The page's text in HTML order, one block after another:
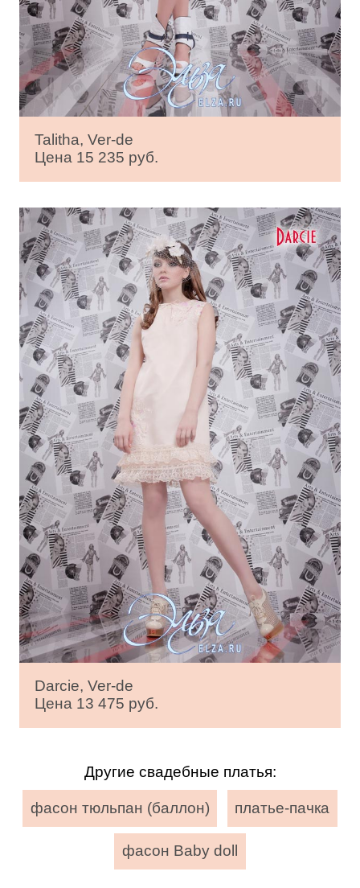
Talitha, Ver-de
Цена 15 235 руб.
Darcie, Ver-de
Цена 13 475 руб.
Другие свадебные платья:
фасон тюльпан (баллон) платье-пачка
фасон Baby doll